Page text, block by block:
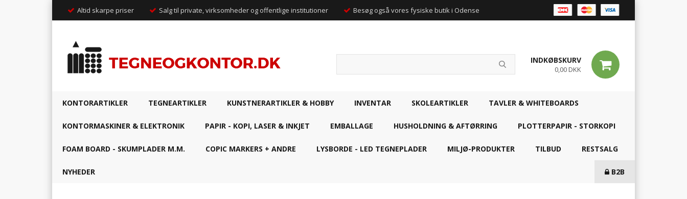
Altid skarpe priser Salg til private, virksomheder og offentlige institutioner Besøg også vores fysiske butik i Odense
INDKØBSKURV
0,00 DKK
KONTORARTIKLER TEGNEARTIKLER KUNSTNERARTIKLER & HOBBY INVENTAR SKOLEARTIKLER TAVLER & WHITEBOARDS
KONTORMASKINER & ELEKTRONIK PAPIR - KOPI, LASER & INKJET EMBALLAGE HUSHOLDNING & AFTØRRING PLOTTERPAPIR - STORKOPI
FOAM BOARD - SKUMPLADER M.M. COPIC MARKERS + ANDRE LYSBORDE - LED TEGNEPLADER MILJØ-PRODUKTER TILBUD RESTSALG
NYHEDER B2B